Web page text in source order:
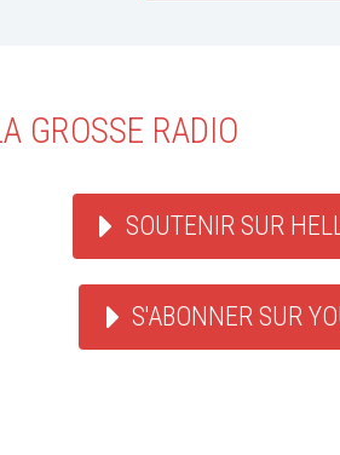
GROSSE RADIO
SOUTENIR SUR
S'ABONNER SUR